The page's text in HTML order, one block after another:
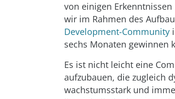
von einigen
wir im Rahmen des
Development-Community
sechs Monaten gewinnen
Es ist nicht leicht eine
aufzubauen, die zugleich
wachstumsstark und